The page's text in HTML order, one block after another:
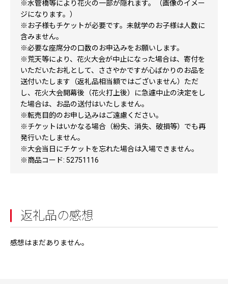
※水管橋等により花火の一部が隠れます。（画像のイメー
ジになります。）
※お子様もチケットが必要です。未就学のお子様は人数に
含みません。
※必要な座席分の口数のお申込みをお願いします。
※荒天等により、花火大会が中止になった場合は、寄付を
いただいたお礼として、ささやかですが心ばかりのお品を
送付いたします（返礼品相当額ではございません）ただ
し、花火大会開幕後（花火打上後）に急遽中止の決定をし
た場合は、お品の送付はいたしません。
※転売目的のお申し込みはご遠慮ください。
※チケットはいかなる場合（紛失、消失、破損等）でも再
発行いたしません。
※大会当日にチケットを忘れた場合は入場できません。
※商品コード: 52751116
返礼品の感想
感想はまだありません。